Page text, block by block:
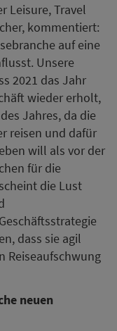
Leisure, Travel
kommentiert:
auf eine
Unsere
2021 das Jahr
wieder erholt,
Jahres, da die
reisen und dafür
will als vor der
für die
die Lust
dass sie agil
Reiseaufschwung
neuen